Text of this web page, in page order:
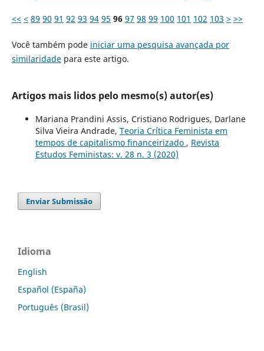
<< < 89 90 91 92 93 94 95 96 97 98 99 100 101 102 103 > >>
Você também pode iniciar uma pesquisa avançada por
similaridadepara este artigo.
Artigos mais lidos pelo mesmo(s) autor(es)
Mariana Prandini Assis, Cristiano Rodrigues, Darlane
Silva Vieira Andrade, Teoria Crítica Feminista em
tempos de capitalismo financeirizado , Revista
Estudos Feministas: v. 28 n. 3 (2020)
Enviar Submissão
Idioma
English
Español (España)
Português (Brasil)